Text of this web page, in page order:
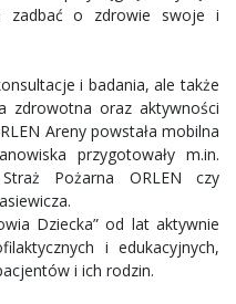
zadbać o zdrowie swoje i
i badania, ale także
zdrowotna oraz aktywności
Areny powstała mobilna
przygotowały m.in.
Pożarna ORLEN czy
Dziecka” od lat aktywnie
i edukacyjnych,
i ich rodzin.